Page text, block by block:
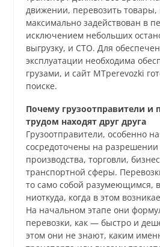
движении, перевозить товары,
максимально задействован в
исключением небольших
выгрузку, и СТО. Для
эксплуатации необходима
грузами, и сайт MTperevozki
поиске.
Почему грузоотправители и
трудом находят друг друга
Грузоотправители, особенно
сосредоточены на
производства, торговли,
транспортной сферы.
то само собой разумеющимся,
ниоткуда, когда в этом
На начальном этапе они
перевозки, как — быстро и
этом они не знают, каким